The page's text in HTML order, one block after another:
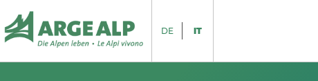
DE
IT